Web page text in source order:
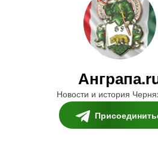
Новости и история